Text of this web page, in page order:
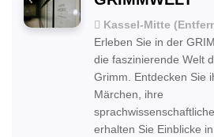
Kassel-Mitte
Erleben Sie in der
die faszinierende Welt
Grimm. Entdecken Sie
Märchen, ihre
erhalten Sie Einblicke